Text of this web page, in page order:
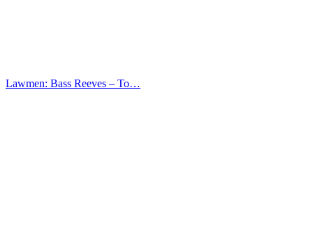
Lawmen: Bass Reeves – Το…